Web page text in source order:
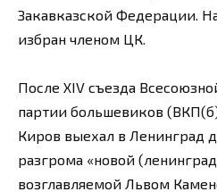
Закавказской Федерации.
избран членом ЦК.
После XIV съезда
партии большевиков
Киров выехал в Ленинград
разгрома «новой
возглавляемой Львом